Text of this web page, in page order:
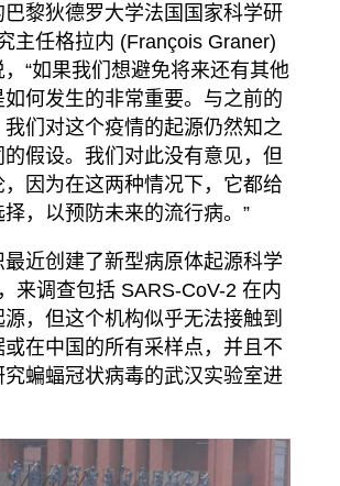
黎狄德罗大学法国国家科学研
主任格拉内 (François Graner)
“如果我们想避免将来还有其他
何发生的非常重要。与之前的
们对这个疫情的起源仍然知之
假设。我们对此没有意见，但
因为在这两种情况下，它都给
，以预防未来的流行病。”
近创建了新型病原体起源科学
来调查包括 SARS-CoV-2 在内
，但这个机构似乎无法接触到
在中国的所有采样点，并且不
蝙蝠冠状病毒的武汉实验室进